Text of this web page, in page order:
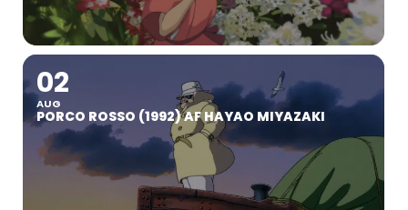
02
AUG
PORCO ROSSO (1992) AF HAYAO MIYAZAKI